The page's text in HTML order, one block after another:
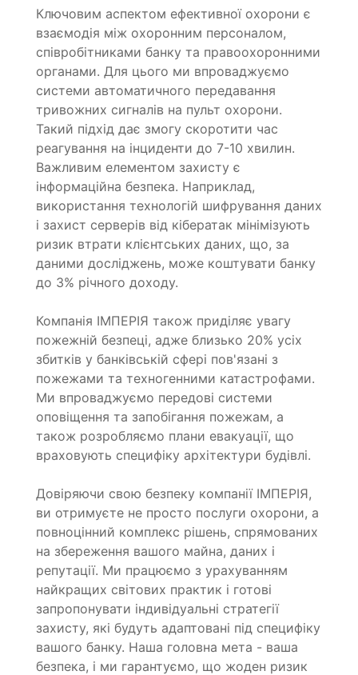
Ключовим аспектом ефективної охорони є
взаємодія між охоронним персоналом,
співробітниками банку та правоохоронними
органами. Для цього ми впроваджуємо
системи автоматичного передавання
тривожних сигналів на пульт охорони.
Такий підхід дає змогу скоротити час
реагування на інциденти до 7-10 хвилин.
Важливим елементом захисту є
інформаційна безпека. Наприклад,
використання технологій шифрування даних
і захист серверів від кібератак мінімізують
ризик втрати клієнтських даних, що, за
даними досліджень, може коштувати банку
до 3% річного доходу.
Компанія ІМПЕРІЯ також приділяє увагу
пожежній безпеці, адже близько 20% усіх
збитків у банківській сфері пов'язані з
пожежами та техногенними катастрофами.
Ми впроваджуємо передові системи
оповіщення та запобігання пожежам, а
також розробляємо плани евакуації, що
враховують специфіку архітектури будівлі.
Довіряючи свою безпеку компанії ІМПЕРІЯ,
ви отримуєте не просто послуги охорони, а
повноцінний комплекс рішень, спрямованих
на збереження вашого майна, даних і
репутації. Ми працюємо з урахуванням
найкращих світових практик і готові
запропонувати індивідуальні стратегії
захисту, які будуть адаптовані під специфіку
вашого банку. Наша головна мета - ваша
безпека, і ми гарантуємо, що жоден ризик